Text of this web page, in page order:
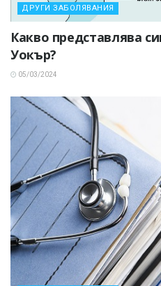
ДРУГИ ЗАБОЛЯВАНИЯ
Какво представлява
Уокър?
05/03/2024